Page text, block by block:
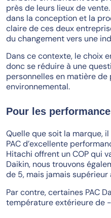
près de leurs lieux de
dans la conception et la
claire de ces deux
du changement vers une
Dans ce contexte, le choix
donc se réduire à une
personnelles en matière
environnemental.
Pour les
Quelle que soit la marque,
PAC d’excellente
Hitachi offrent un COP qui
Daikin, nous trouvons
de 5, mais jamais supérieur
Par contre, certaines PAC
température extérieure de -